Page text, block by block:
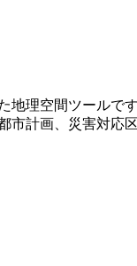
理空間ツールで
計画、災害対応